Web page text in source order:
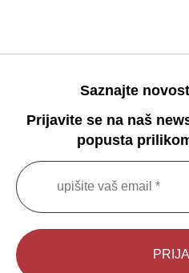
Saznajte
Prijavite se na naš
popusta